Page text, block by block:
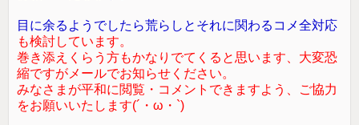
目に余るようでしたら荒らしとそれに関わるコメ全対応
も検討しています。
巻き添えくらう方もかなりでてくると思います、大変恐
縮ですがメールでお知らせください。
みなさまが平和に閲覧・コメントできますよう、ご協力
をお願いいたします(´・ω・`)